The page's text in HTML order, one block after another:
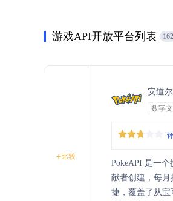
游戏API开放平台列表 162
+比较
安道尔
数字
PokeAPI 是一
献者创建，每月
捷，覆盖了从宝